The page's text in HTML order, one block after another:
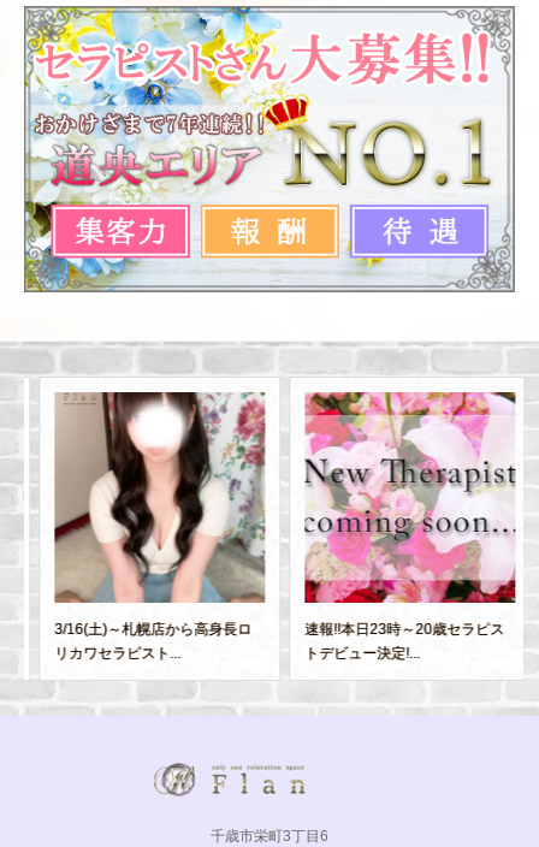
3/16(土)～札幌店から高身長ロ
リカワセラピスト...
速報!!本日23時～20歳セラピス
トデビュー決定!...
千歳市栄町3丁目6